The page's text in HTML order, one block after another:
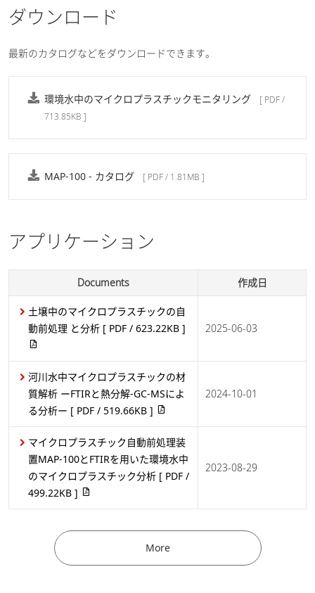
ダウンロード
最新のカタログなどをダウンロードできます。
環境水中のマイクロプラスチックモニタリング
[ PDF /
713.85KB ]
MAP-100 - カタログ [ PDF / 1.81MB ]
アプリケーション
Documents 作成日
土壌中のマイクロプラスチックの自
動前処理 と分析 [ PDF / 623.22KB ] 2025-06-03
河川水中マイクロプラスチックの材
質解析 ーFTIRと熱分解-GC-MSによ
る分析ー [ PDF / 519.66KB ]
2024-10-01
マイクロプラスチック自動前処理装
置MAP-100とFTIRを用いた環境水中
のマイクロプラスチック分析 [ PDF /
499.22KB ]
2023-08-29
More